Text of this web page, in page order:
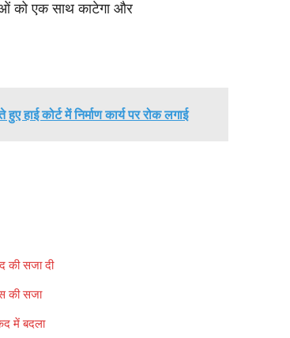
को एक साथ काटेगा और
हाई कोर्ट में निर्माण कार्य पर रोक लगाई
की सजा दी
की सजा
में बदला